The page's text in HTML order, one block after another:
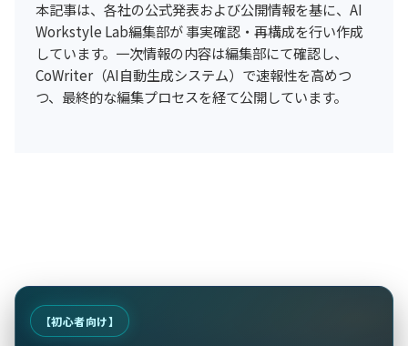
本記事は、各社の公式発表および公開情報を基に、AI
Workstyle Lab編集部が 事実確認・再構成を行い作成
しています。一次情報の内容は編集部にて確認し、
CoWriter（AI自動生成システム）で速報性を高めつ
つ、最終的な編集プロセスを経て公開しています。
【初心者向け】